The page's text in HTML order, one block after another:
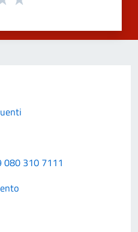
080 310 7111